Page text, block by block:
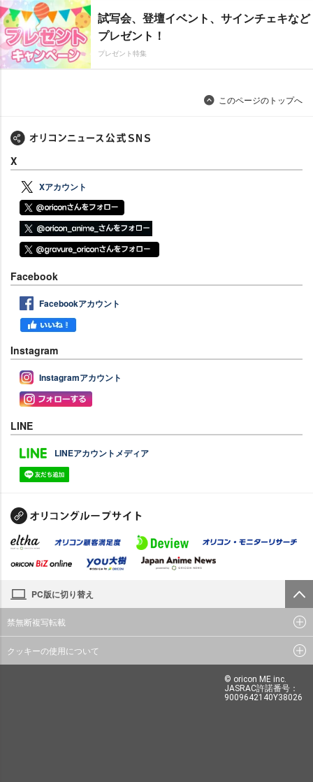
試写会、登壇イベント、サインチェキなど
プレゼント！
プレゼント特集
このページのトップへ
X
Xアカウント
Facebook
Facebookアカウント
Instagram
Instagramアカウント
LINE
LINEアカウントメディア
PC版に切り替え
禁無断複写転載
クッキーの使用について
© oricon ME inc.
JASRAC許諾番号：
9009642140Y38026